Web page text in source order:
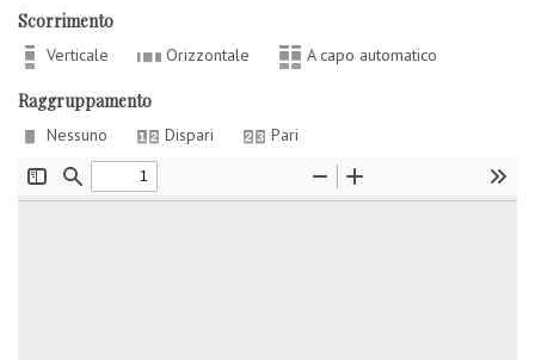
Scorrimento
Verticale Orizzontale A capo automatico
Raggruppamento
Nessuno Dispari Pari